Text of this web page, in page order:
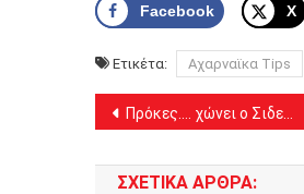
Facebook X
Ετικέτα: Αχαρναϊκα Tips
Πλοήγηση
άρθρων
Πρόκες…. χώνει ο Σιδεράς (φύλλο 326)
ΣΧΕΤΙΚΆ ΆΡΘΡΑ: